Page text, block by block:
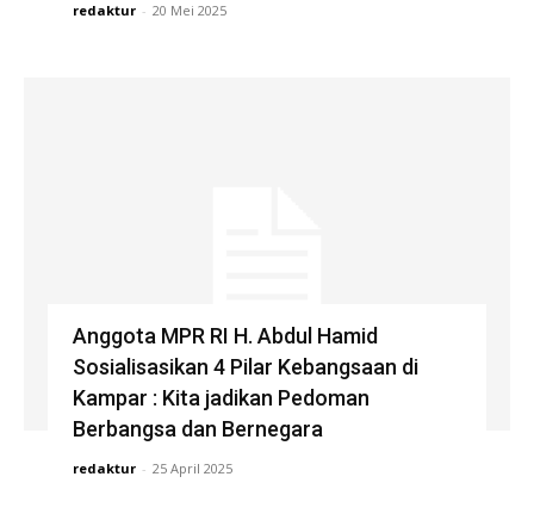
redaktur - 20 Mei 2025
Anggota MPR RI H. Abdul Hamid
Sosialisasikan 4 Pilar Kebangsaan di
Kampar : Kita jadikan Pedoman
Berbangsa dan Bernegara
redaktur - 25 April 2025